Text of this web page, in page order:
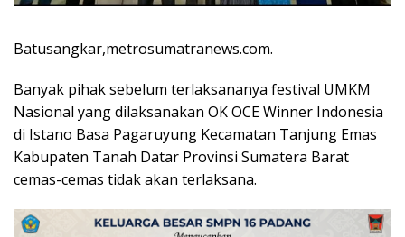
Batusangkar,metrosumatranews.com.
Banyak pihak sebelum terlaksananya festival UMKM
Nasional yang dilaksanakan OK OCE Winner Indonesia
di Istano Basa Pagaruyung Kecamatan Tanjung Emas
Kabupaten Tanah Datar Provinsi Sumatera Barat
cemas-cemas tidak akan terlaksana.